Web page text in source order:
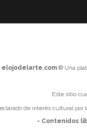
elojodelarte.com® Una
Este sitio
de interés cultural por
- Contenidos